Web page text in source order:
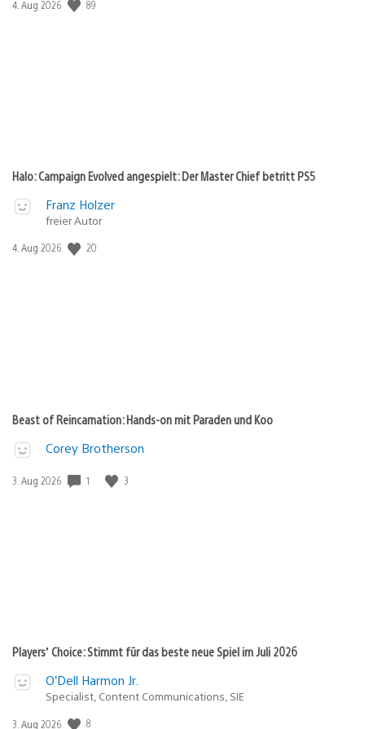
Veröffentlichungsdatum:
4. Aug 2026 89
Halo: Campaign Evolved angespielt: Der Master Chief betritt PS5
Franz Holzer
freier Autor
Veröffentlichungsdatum:
4. Aug 2026 20
Beast of Reincarnation: Hands-on mit Paraden und Koo
Corey Brotherson
Veröffentlichungsdatum:
3. Aug 2026 1 3
Players’ Choice: Stimmt für das beste neue Spiel im Juli 2026
O’Dell Harmon Jr.
Specialist, Content Communications, SIE
Veröffentlichungsdatum:
3. Aug 2026 8